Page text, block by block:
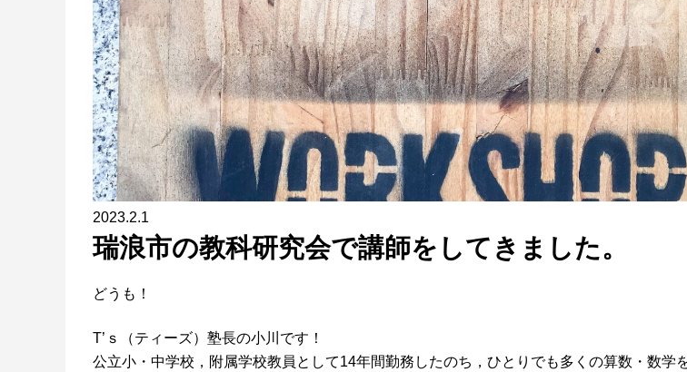
2023.2.1
瑞浪市の教科研究会で講師をしてきました。
どうも！
T’ｓ（ティーズ）塾長の小川です！
公立小・中学校，附属学校教員として14年間勤務したのち，ひとりでも多くの算数・数学